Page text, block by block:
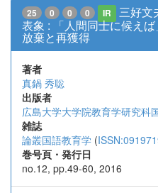
25 0 0 0 IR
三好文
表象 : 「人間同士に候え
放棄と再獲得
著者
真鍋 秀聡
出版者
広島大学大学院教育学研究科
雑誌
論叢国語教育学 (
巻号頁・発行日
no.12, pp.49-60, 2016